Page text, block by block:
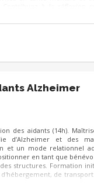
Alzheimer
des aidants (14h).
d’Alzheimer et des
et un mode relationnel
en tant que
structures. Formation
d'hébergement, de